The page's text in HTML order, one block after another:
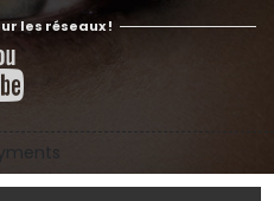
les réseaux !
Tous droits réservés